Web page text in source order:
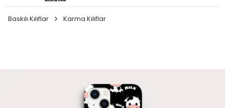
Baskılı Kılıflar Karma Kılıflar